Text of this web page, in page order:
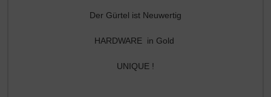
Der Gürtel ist Neuwertig
HARDWARE in Gold
UNIQUE !